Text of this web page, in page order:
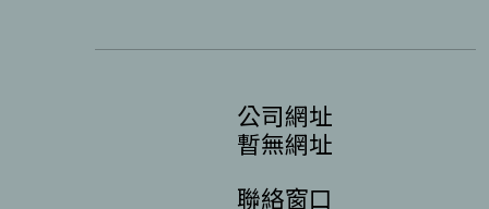
公司網址
暫無網址
聯絡窗口